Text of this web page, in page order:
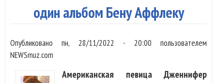
один альбом Бену Аффлеку
Опубликованопн, 28/11/2022 - 20:00 пользователем
NEWSmuz.com
Американская певица Дженнифер